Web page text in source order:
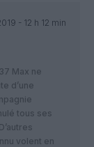
- 12 h 12 min
Max ne
d’une
tous ses
volent en